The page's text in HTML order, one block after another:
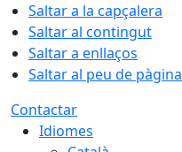
Saltar a la capçalera
Saltar al contingut
Saltar a enllaços
Saltar al peu de pàgina
Contactar
Idiomes